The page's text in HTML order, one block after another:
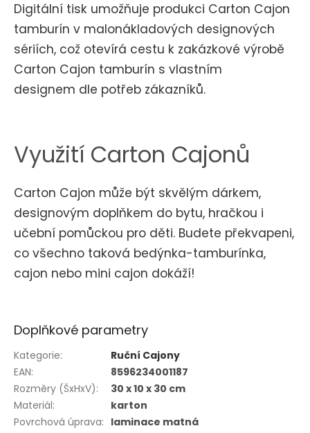
Digitální tisk umožňuje produkci Carton Cajon
tamburín v malonákladových designových
sériích, což otevírá cestu k zakázkové výrobě
Carton Cajon tamburín s vlastním
designem dle potřeb zákazníků.
Využití Carton Cajonů
Carton Cajon může být skvělým dárkem,
designovým doplňkem do bytu, hračkou i
učební pomůckou pro děti. Budete překvapeni,
co všechno taková bedýnka-tamburínka,
cajon nebo mini cajon dokáží!
Doplňkové parametry
Kategorie:
Ruční Cajony
EAN:
8596234001187
Rozměry (ŠxHxV):
30 x 10 x 30 cm
Materiál:
karton
Povrchová úprava: laminace matná